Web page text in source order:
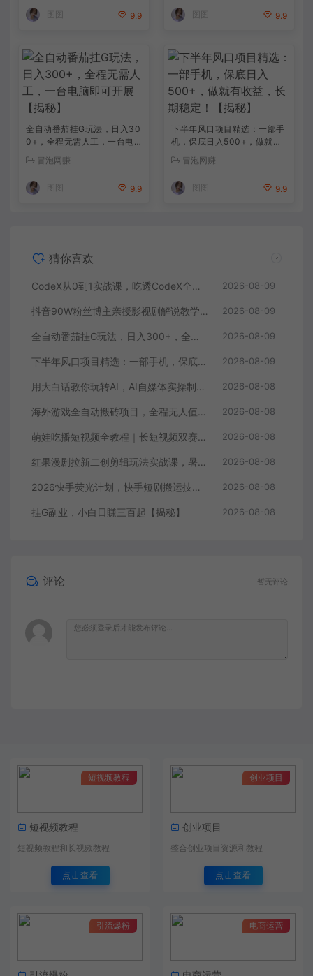
9.9 9.9
全自动番茄挂G玩法，日入30
0+，全程无需人工，一台电
脑即可开展【揭秘】
冒泡网赚
9.9
下半年风口项目精选：一部手
机，保底日入500+，做就有
收益，长期稳定！【揭秘】
冒泡网赚
9.9
猜你喜欢
CodeX从0到1实战课，吃透CodeX全功能，零基础AI开发实战，从部署到高阶项目一键落地 2026-08-09
抖音90W粉丝博主亲授影视剧解说教学，选剧选题+文案模板+AI指令+剪辑配音+封面全流程变现，解锁精选独家收益 2026-08-09
全自动番茄挂G玩法，日入300+，全程无需人工，一台电脑即可开展【揭秘】 2026-08-09
下半年风口项目精选：一部手机，保底日入500+，做就有收益，长期稳定！【揭秘】 2026-08-09
用大白话教你玩转AI，AI自媒体实操制作变现，0基础也能上手，从内容到变现 2026-08-08
海外游戏全自动搬砖项目，全程无人值守自动运行，不用熬夜盯盘，轻松实现日入1k【揭秘】 2026-08-08
萌娃吃播短视频全教程｜长短视频双赛道实操，图文+视频零基础保姆式教学，伙伴计划-收徒-商单等多种变现方式 2026-08-08
红果漫剧拉新二创剪辑玩法实战课，暑假躺賺新风口，单个新用户佣金7米，日入4位数（更新0808） 2026-08-08
2026快手荧光计划，快手短剧搬运技术，条条过原创，新号和老号0粉都可以做，有播放量就能賺到钱 2026-08-08
挂G副业，小白日賺三百起【揭秘】 2026-08-08
评论 暂无评论
短视频教程
短视频教程
短视频教程和长视频教程
点击查看
创业项目
创业项目
整合创业项目资源和教程
点击查看
引流爆粉 电商运营